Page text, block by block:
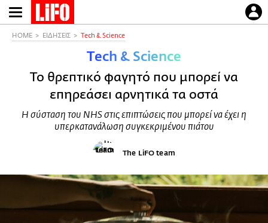
Παράκαμψη
προς
HOME ΕΙΔΗΣΕΙΣ Τech & Science
Τech & Science
Το θρεπτικό φαγητό που μπορεί να
επηρεάσει αρνητικά τα οστά
Η σύσταση του NHS στις επιπτώσεις που μπορεί να έχει η
υπερκατανάλωση συγκεκριμένου πιάτου
The LiFO team